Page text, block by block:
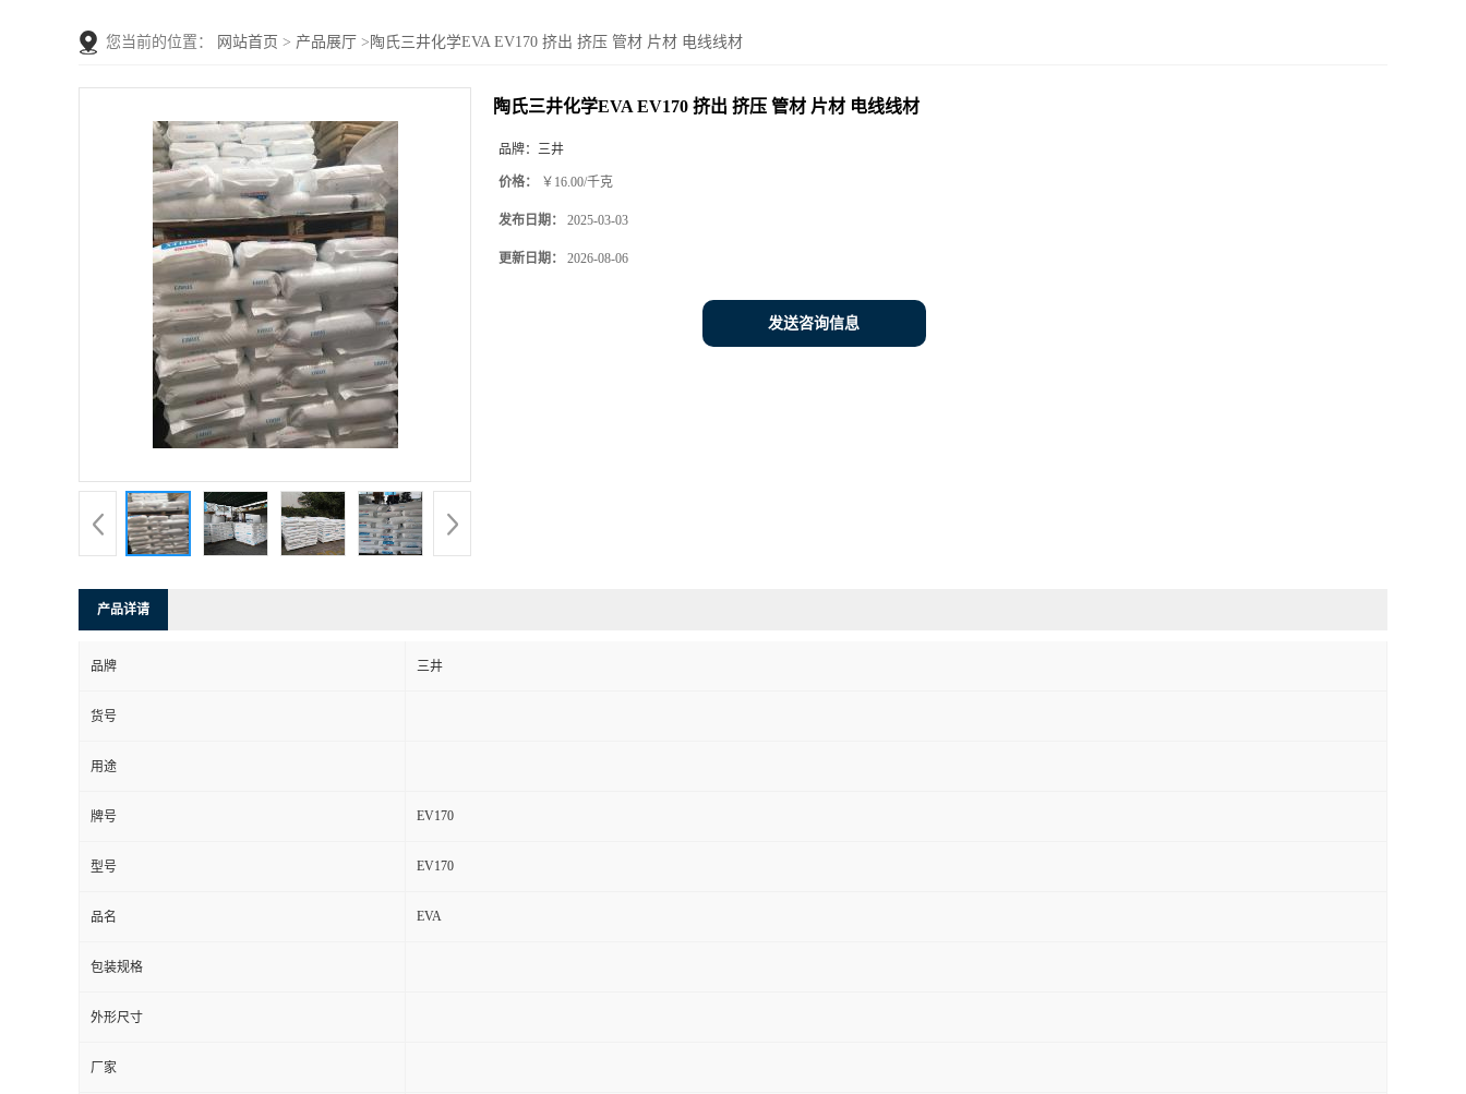
您当前的位置： 网站首页 > 产品展厅 > 陶氏三井化学EVA EV170 挤出 挤压 管材 片材 电线线材
陶氏三井化学EVA EV170 挤出 挤压 管材 片材 电线线材
品牌： 三井
价格： ￥16.00/千克
发布日期： 2025-03-03
更新日期： 2026-08-06
发送咨询信息
产品详请
品牌 三井
货号
用途
牌号 EV170
型号 EV170
品名 EVA
包装规格
外形尺寸
厂家